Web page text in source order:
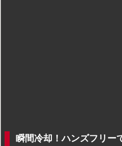
瞬間冷却！ハンズフリー